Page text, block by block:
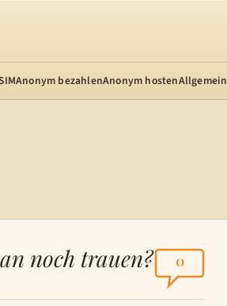
Anonym bezahlenAnonym hostenAllgemein
noch trauen? 0